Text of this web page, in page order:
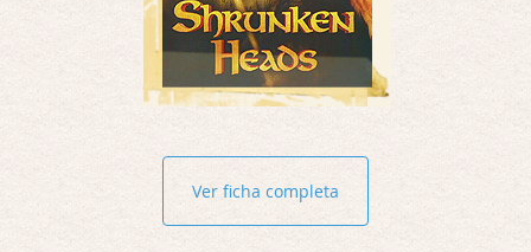
Ver ficha completa